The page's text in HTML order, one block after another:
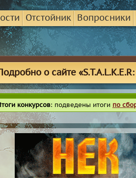
Отстойник Вопросники
о сайте
конкурсов: подведены итоги по